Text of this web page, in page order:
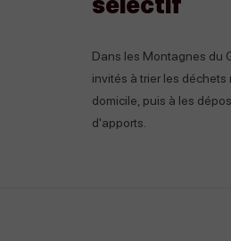
Dans les Montagnes du
invités à trier les
domicile, puis à les
d'apports.